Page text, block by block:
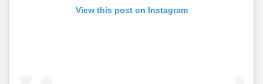
View this post on Instagram